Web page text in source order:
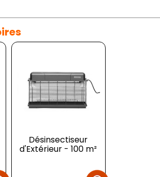
Friteuse Double - 2 x
3 L
Désinsectiseur
d'Extérieur - 100 m²